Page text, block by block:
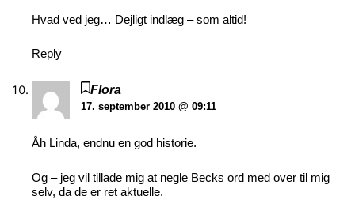
Hvad ved jeg… Dejligt indlæg – som altid!
Reply
Flora
17. september 2010 @ 09:11
Åh Linda, endnu en god historie.
Og – jeg vil tillade mig at negle Becks ord med over til mig
selv, da de er ret aktuelle.